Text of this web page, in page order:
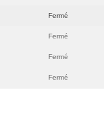
Fermé
Fermé
Fermé
Fermé